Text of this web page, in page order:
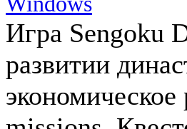
Игра Sengoku
развитии